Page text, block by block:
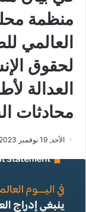
منظمة
العالمي
لحقوق
العدالة
محادثات
الأحد, 19 نوفمبر 2023 - 9:28 م